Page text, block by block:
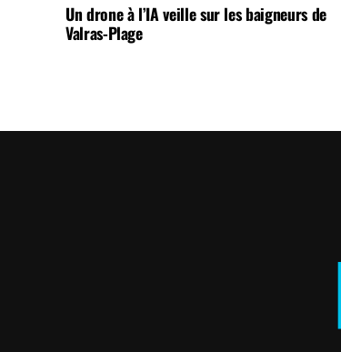
Un drone à l’IA veille sur les baigneurs de
Valras-Plage